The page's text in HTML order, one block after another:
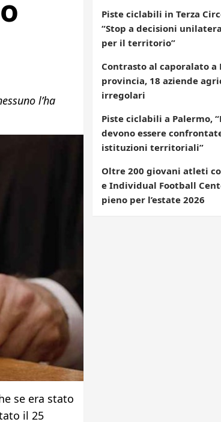
l’ha
se era stato
il 25
Piste ciclabili in Terza
“Stop a decisioni
per il territorio”
Contrasto al caporalato a
provincia, 18 aziende
irregolari
Piste ciclabili a Palermo,
devono essere
istituzioni territoriali”
Oltre 200 giovani atleti
e Individual Football
pieno per l’estate 2026